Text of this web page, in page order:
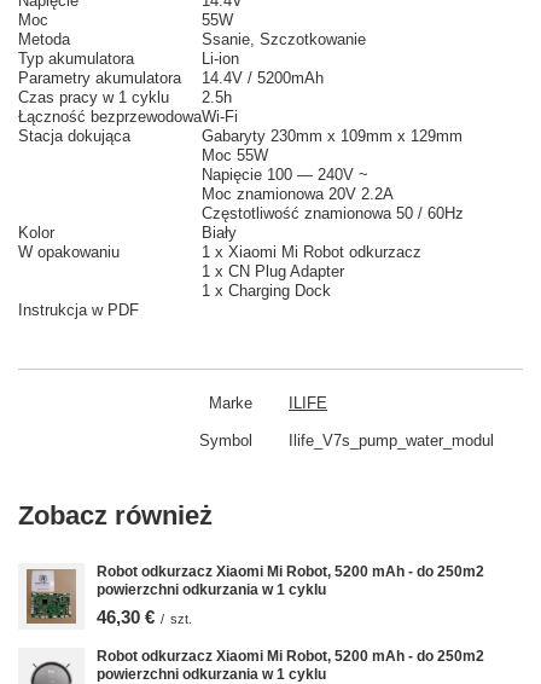
Moc
55W
Metoda
Ssanie, Szczotkowanie
Typ akumulatora
Li-ion
Parametry akumulatora
14.4V / 5200mAh
Czas pracy w 1 cyklu
2.5h
Łączność bezprzewodowaWi-Fi
Stacja dokująca
Gabaryty 230mm x 109mm x 129mm
Moc 55W
Napięcie 100 — 240V ~
Moc znamionowa 20V 2.2A
Częstotliwość znamionowa 50 / 60Hz
Kolor
Biały
W opakowaniu
1 x Xiaomi Mi Robot odkurzacz
1 x CN Plug Adapter
1 x Charging Dock
Instrukcja w PDF
Marke ILIFE
Symbol Ilife_V7s_pump_water_modul
Zobacz również
Robot odkurzacz Xiaomi Mi Robot, 5200 mAh - do 250m2
powierzchni odkurzania w 1 cyklu
46,30 € / szt.
Robot odkurzacz Xiaomi Mi Robot, 5200 mAh - do 250m2
powierzchni odkurzania w 1 cyklu